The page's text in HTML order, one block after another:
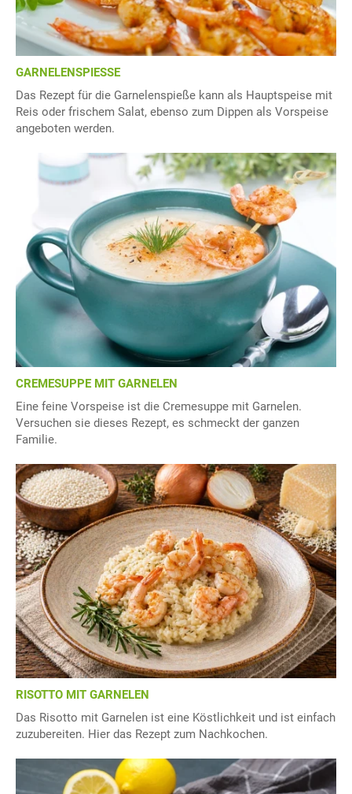
GARNELENSPIESSE
Das Rezept für die Garnelenspieße kann als Hauptspeise mit
Reis oder frischem Salat, ebenso zum Dippen als Vorspeise
angeboten werden.
CREMESUPPE MIT GARNELEN
Eine feine Vorspeise ist die Cremesuppe mit Garnelen.
Versuchen sie dieses Rezept, es schmeckt der ganzen
Familie.
RISOTTO MIT GARNELEN
Das Risotto mit Garnelen ist eine Köstlichkeit und ist einfach
zuzubereiten. Hier das Rezept zum Nachkochen.